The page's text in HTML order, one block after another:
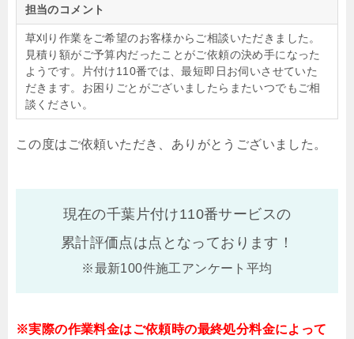
担当のコメント
草刈り作業をご希望のお客様からご相談いただきました。
見積り額がご予算内だったことがご依頼の決め手になった
ようです。片付け110番では、最短即日お伺いさせていた
だきます。お困りごとがございましたらまたいつでもご相
談ください。
この度はご依頼いただき、ありがとうございました。
現在の千葉片付け110番サービスの
累計評価点は点となっております！
※最新100件施工アンケート平均
※実際の作業料金はご依頼時の最終処分料金によって